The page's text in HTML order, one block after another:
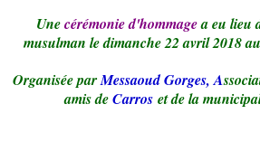
Unecérémonie d'hommagea eu lieu
musulman le dimanche 22 avril 2018 au
Organisée parMessaoud Gorges, A
amis deCarros et de la